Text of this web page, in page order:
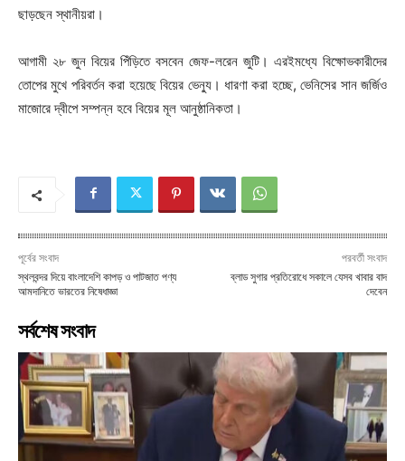
ছাড়ছেন স্থানীয়রা।
আগামী ২৮ জুন বিয়ের পিঁড়িতে বসবেন জেফ-লরেন জুটি। এরইমধ্যে বিক্ষোভকারীদের
তোপের মুখে পরিবর্তন করা হয়েছে বিয়ের ভেন্যু। ধারণা করা হচ্ছে, ভেনিসের সান জর্জিও
মাজোরে দ্বীপে সম্পন্ন হবে বিয়ের মূল আনুষ্ঠানিকতা।
পূর্বের সংবাদ
স্থলবন্দর দিয়ে বাংলাদেশি কাপড় ও পাটজাত পণ্য
আমদানিতে ভারতের নিষেধাজ্ঞা
পরবর্তী সংবাদ
ব্লাড সুগার প্রতিরোধে সকালে যেসব খাবার বাদ
দেবেন
সর্বশেষ সংবাদ